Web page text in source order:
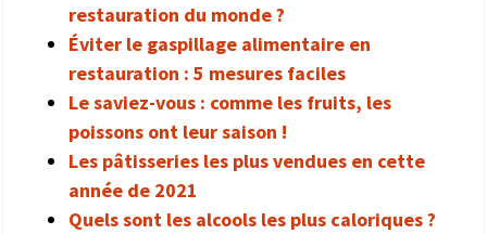
restauration du monde ?
Éviter le gaspillage alimentaire en
restauration : 5 mesures faciles
Le saviez-vous : comme les fruits, les
poissons ont leur saison !
Les pâtisseries les plus vendues en cette
année de 2021
Quels sont les alcools les plus caloriques ?